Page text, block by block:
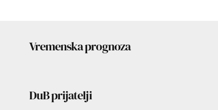
Vremenska prognoza
DuB prijatelji